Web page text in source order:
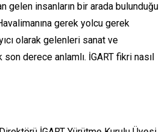
gelen insanların bir arada bulunduğu
gerek yolcu gerek
olarak gelenleri sanat ve
derece anlamlı. İGART fikri nasıl